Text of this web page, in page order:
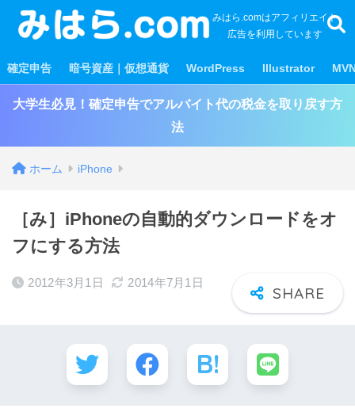
みはら.comはアフィリエイト
広告を利用しています
確定申告 暗号資産｜仮想通貨 WordPress Illustrator
大学生必見！確定申告でアルバイト代の税金を取り戻す方
法
ホーム iPhone
［み］iPhoneの自動的ダウンロードをオ
フにする方法
2012年3月1日 2014年7月1日